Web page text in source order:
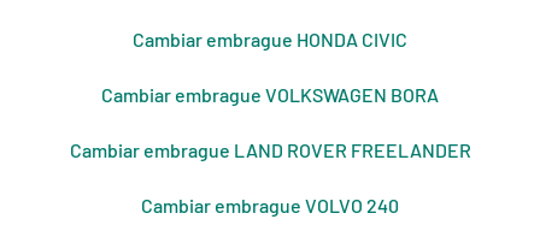
Cambiar embrague HONDA CIVIC
Cambiar embrague VOLKSWAGEN BORA
Cambiar embrague LAND ROVER FREELANDER
Cambiar embrague VOLVO 240